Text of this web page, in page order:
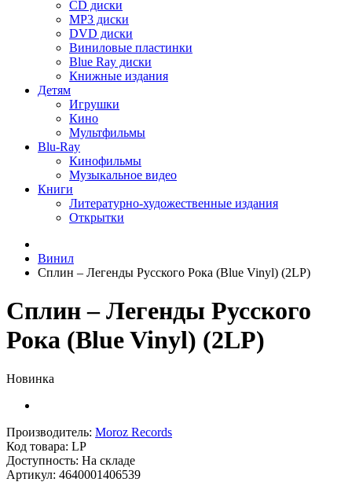
CD диски
MP3 диски
DVD диски
Виниловые пластинки
Blue Ray диски
Книжные издания
Детям
Игрушки
Кино
Мультфильмы
Blu-Ray
Кинофильмы
Музыкальное видео
Книги
Литературно-художественные издания
Открытки
Винил
Сплин – Легенды Русского Рока (Blue Vinyl) (2LP)
Сплин – Легенды Русского
Рока (Blue Vinyl) (2LP)
Новинка
Производитель: Moroz Records
Код товара: LP
Доступность: На складе
Артикул: 4640001406539